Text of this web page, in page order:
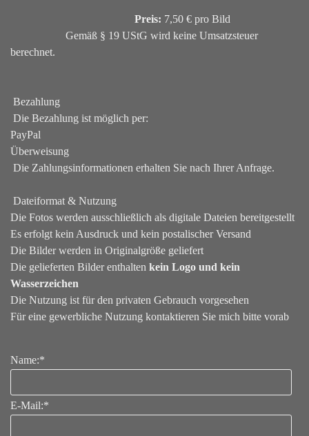
Preis: 7,50 € pro Bild
Gemäß § 19 UStG wird keine Umsatzsteuer
berechnet.
Bezahlung
Die Bezahlung ist möglich per:
PayPal
Überweisung
Die Zahlungsinformationen erhalten Sie nach Ihrer Anfrage.
Dateiformat & Nutzung
Die Fotos werden ausschließlich als digitale Dateien bereitgestellt
Es erfolgt kein Ausdruck und kein postalischer Versand
Die Bilder werden in Originalgröße geliefert
Die gelieferten Bilder enthalten kein Logo und kein
Wasserzeichen
Die Nutzung ist für den privaten Gebrauch vorgesehen
Für eine gewerbliche Nutzung kontaktieren Sie mich bitte vorab
Name:*
E-Mail:*